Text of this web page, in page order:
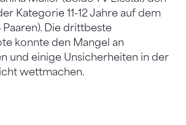
Kategorie 11-12 Jahre auf dem
Paaren). Die drittbeste
konnte den Mangel an
und einige Unsicherheiten in der
wettmachen.